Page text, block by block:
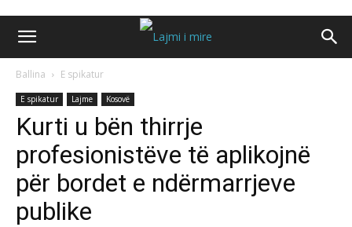
Ballina E spikatur
E spikatur Lajme Kosovë
Kurti u bën thirrje
profesionistëve të aplikojnë
për bordet e ndërmarrjeve
publike